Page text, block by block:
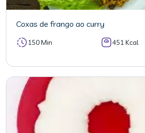
Coxas de frango ao curry
150 Min 451 Kcal